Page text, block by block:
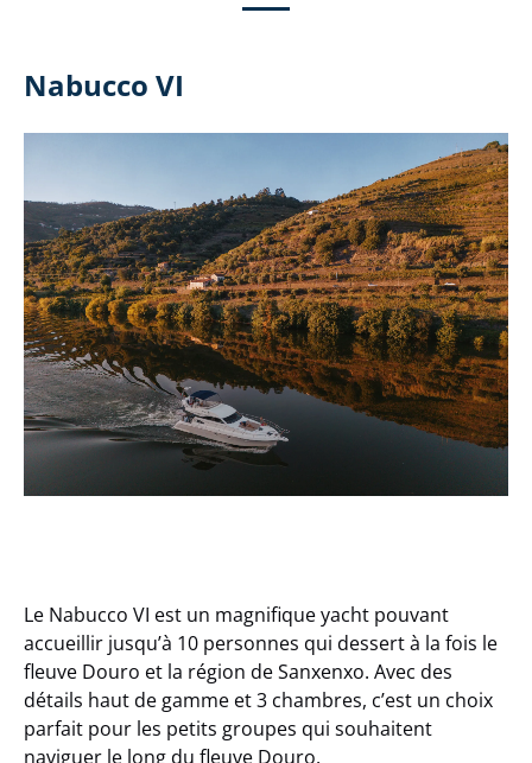
Nabucco VI
Le Nabucco VI est un magnifique yacht pouvant
accueillir jusqu’à 10 personnes qui dessert à la fois le
fleuve Douro et la région de Sanxenxo. Avec des
détails haut de gamme et 3 chambres, c’est un choix
parfait pour les petits groupes qui souhaitent
naviguer le long du fleuve Douro.